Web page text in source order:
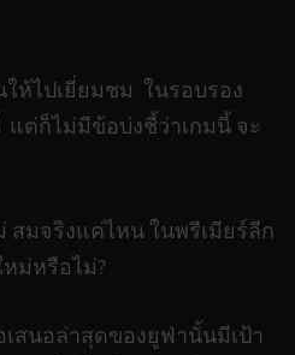
ห้ไปเยี่ยมชม ในรอบรอง
ต่ก็ไม่มีข้อบ่งชี้ว่าเกมนี้ จะ
สมจริงแค่ไหน ในพรีเมียร์ลีก
ม่หรือไม่?
สนอล่าสุดของยูฟ่านั้นมีเป้า